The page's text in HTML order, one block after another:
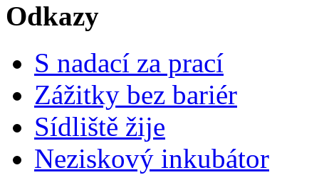
Odkazy
S nadací za prací
Zážitky bez bariér
Sídliště žije
Neziskový inkubátor